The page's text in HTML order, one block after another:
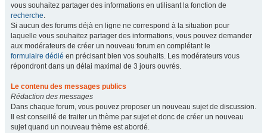
vous souhaitez partager des informations en utilisant la fonction de
recherche.
Si aucun des forums déjà en ligne ne correspond à la situation pour
laquelle vous souhaitez partager des informations, vous pouvez demander
aux modérateurs de créer un nouveau forum en complétant le
formulaire dédié en précisant bien vos souhaits. Les modérateurs vous
répondront dans un délai maximal de 3 jours ouvrés.
Le contenu des messages publics
Rédaction des messages
Dans chaque forum, vous pouvez proposer un nouveau sujet de discussion.
Il est conseillé de traiter un thème par sujet et donc de créer un nouveau
sujet quand un nouveau thème est abordé.